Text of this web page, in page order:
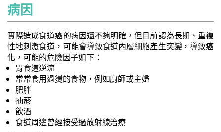
病因
實際造成食道癌的病因還不夠明確，但目前認為長期、重複
性地刺激食道，可能會導致食道內層細胞產生突變，導致癌
化，可能的危險因子如下：
胃食道逆流
常常食用過燙的食物，例如廚師或主婦
肥胖
抽菸
飲酒
食道周邊曾經接受過放射線治療